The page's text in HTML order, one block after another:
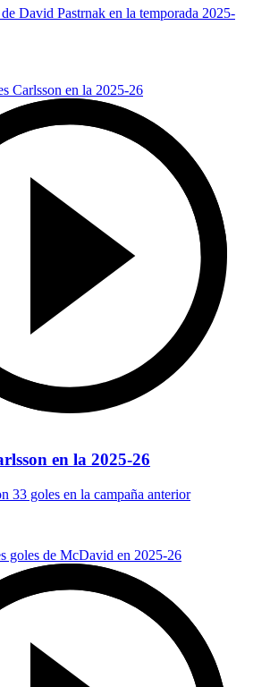
David Pastrnak en la temporada 2025-
en la 2025-26
33 goles en la campaña anterior